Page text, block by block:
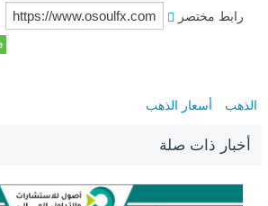
رابط مختصر
الذهب أسعار الذهب
أخبار ذات صلة